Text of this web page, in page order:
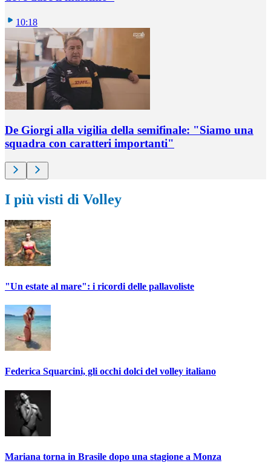
10:18
De Giorgi alla vigilia della semifinale: "Siamo una
squadra con caratteri importanti"
I più visti di Volley
"Un estate al mare": i ricordi delle pallavoliste
Federica Squarcini, gli occhi dolci del volley italiano
Mariana torna in Brasile dopo una stagione a Monza